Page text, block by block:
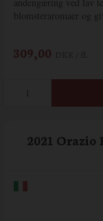
andengæring ved lav
blomsteraromaer og
309,00
2021 Orazio